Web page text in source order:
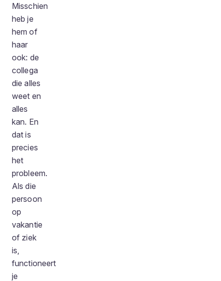
Misschien
heb je
hem of
haar
ook: de
collega
die alles
weet en
alles
kan. En
dat is
precies
het
probleem.
Als die
persoon
op
vakantie
of ziek
is,
functioneert
je